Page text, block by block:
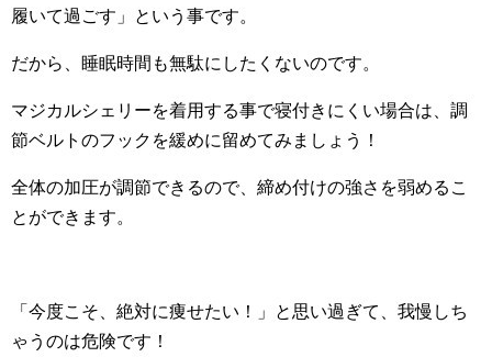
履いて過ごす」という事です。
だから、睡眠時間も無駄にしたくないのです。
マジカルシェリーを着用する事で寝付きにくい場合は、調
節ベルトのフックを緩めに留めてみましょう！
全体の加圧が調節できるので、締め付けの強さを弱めるこ
とができます。
「今度こそ、絶対に痩せたい！」と思い過ぎて、我慢しち
ゃうのは危険です！